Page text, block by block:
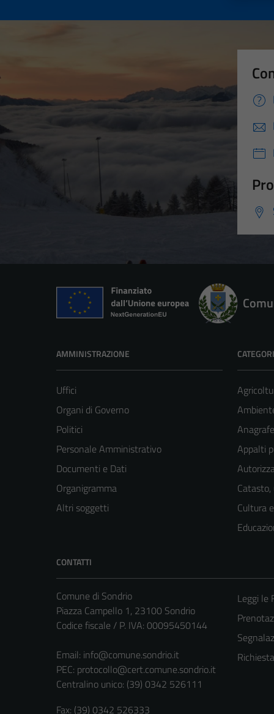
AMMINISTRAZIONE
Uffici
Organi di Governo
Politici
Personale Amministrativo
Documenti e Dati
Organigramma
Altri soggetti
Appalti
Catasto,
Cultura
CONTATTI
Comune di Sondrio
Piazza Campello 1, 23100 Sondrio
Codice fiscale / P. IVA: 00095450144
Email: info@comune.sondrio.it
PEC: protocollo@cert.comune.sondrio.it
Centralino unico: (39) 0342 526111
Fax: (39) 0342 526333
Leggi le